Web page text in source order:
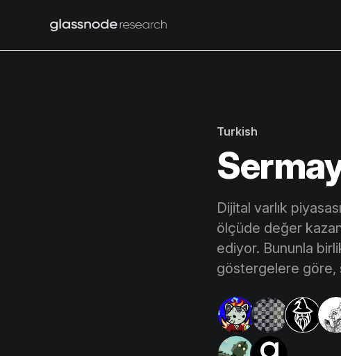
Turkish
Dijital varlık
ölçüde değer
ediyor. Bununla
göstergelere göre,